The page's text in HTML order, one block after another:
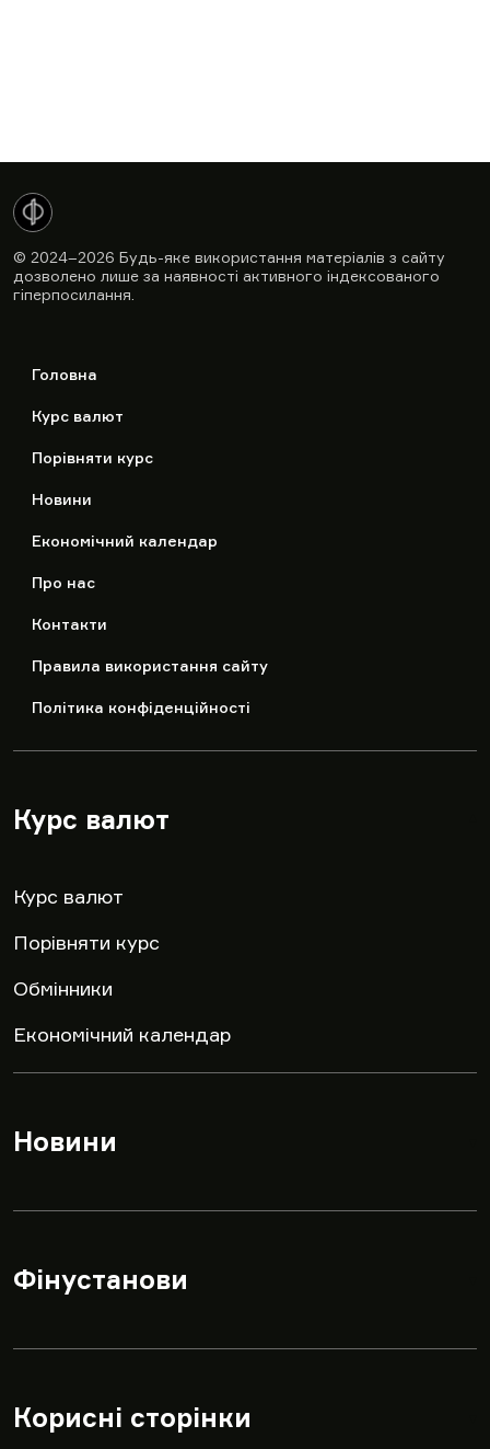
© 2024–2026 Будь-яке використання матеріалів з сайту
дозволено лише за наявності активного індексованого
гіперпосилання.
Головна
Курс валют
Порівняти курс
Новини
Економічний календар
Про нас
Контакти
Правила використання сайту
Політика конфіденційності
Курс валют
Курс валют
Порівняти курс
Обмінники
Економічний календар
Новини
Фінустанови
Корисні сторінки